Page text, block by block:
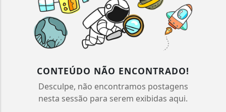
CONTEÚDO NÃO ENCONTRADO!
Desculpe, não encontramos postagens
nesta sessão para serem exibidas aqui.